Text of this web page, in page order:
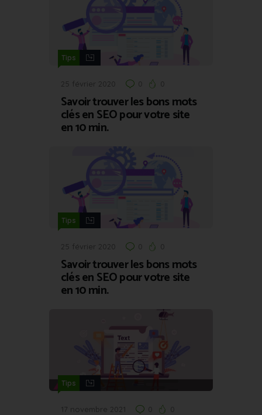
Tips
25 février 2020 0 0
Savoir trouver les bons mots
clés en SEO pour votre site
en 10 min.
Tips
25 février 2020 0 0
Savoir trouver les bons mots
clés en SEO pour votre site
en 10 min.
Tips
17 novembre 2021 0 0